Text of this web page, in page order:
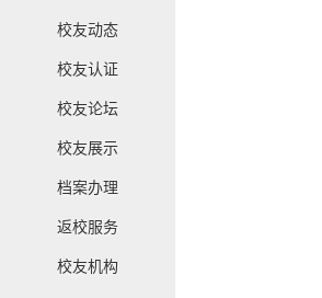
校友动态
校友认证
校友论坛
校友展示
档案办理
返校服务
校友机构